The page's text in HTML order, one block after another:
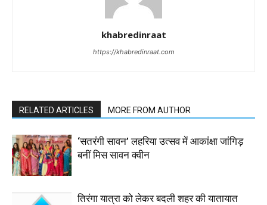
khabredinraat
https://khabredinraat.com
RELATED ARTICLES MORE FROM AUTHOR
‘सतरंगी सावन’ लहरिया उत्सव में आकांक्षा जांगिड़
बनीं मिस सावन क्वीन
तिरंगा यात्रा को लेकर बदली शहर की यातायात